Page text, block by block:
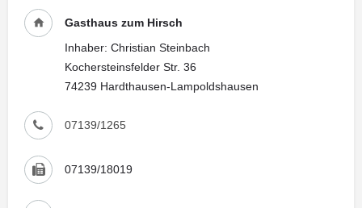
Gasthaus zum Hirsch
Inhaber: Christian Steinbach
Kochersteinsfelder Str. 36
74239 Hardthausen-Lampoldshausen
07139/1265
07139/18019